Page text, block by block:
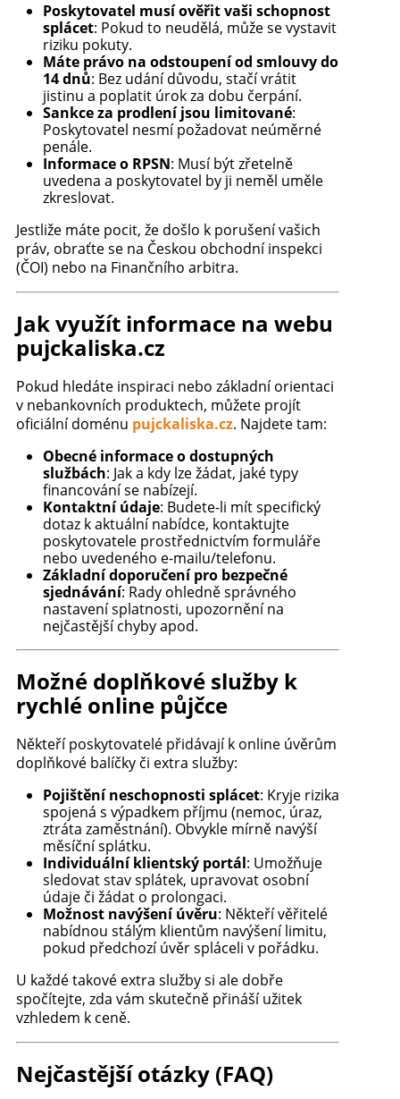
Poskytovatel musí ověřit vaši schopnost
splácet: Pokud to neudělá, může se vystavit
riziku pokuty.
Máte právo na odstoupení od smlouvy do
14 dnů: Bez udání důvodu, stačí vrátit
jistinu a poplatit úrok za dobu čerpání.
Sankce za prodlení jsou limitované:
Poskytovatel nesmí požadovat neúměrné
penále.
Informace o RPSN: Musí být zřetelně
uvedena a poskytovatel by ji neměl uměle
zkreslovat.
Jestliže máte pocit, že došlo k porušení vašich
práv, obraťte se na Českou obchodní inspekci
(ČOI) nebo na Finančního arbitra.
Jak využít informace na webu
pujckaliska.cz
Pokud hledáte inspiraci nebo základní orientaci
v nebankovních produktech, můžete projít
oficiální doménu pujckaliska.cz. Najdete tam:
Obecné informace o dostupných
službách: Jak a kdy lze žádat, jaké typy
financování se nabízejí.
Kontaktní údaje: Budete-li mít specifický
dotaz k aktuální nabídce, kontaktujte
poskytovatele prostřednictvím formuláře
nebo uvedeného e-mailu/telefonu.
Základní doporučení pro bezpečné
sjednávání: Rady ohledně správného
nastavení splatnosti, upozornění na
nejčastější chyby apod.
Možné doplňkové služby k
rychlé online půjčce
Někteří poskytovatelé přidávají k online úvěrům
doplňkové balíčky či extra služby:
Pojištění neschopnosti splácet: Kryje rizika
spojená s výpadkem příjmu (nemoc, úraz,
ztráta zaměstnání). Obvykle mírně navýší
měsíční splátku.
Individuální klientský portál: Umožňuje
sledovat stav splátek, upravovat osobní
údaje či žádat o prolongaci.
Možnost navýšení úvěru: Někteří věřitelé
nabídnou stálým klientům navýšení limitu,
pokud předchozí úvěr spláceli v pořádku.
U každé takové extra služby si ale dobře
spočítejte, zda vám skutečně přináší užitek
vzhledem k ceně.
Nejčastější otázky (FAQ)